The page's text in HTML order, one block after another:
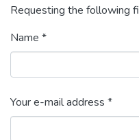
Requesting the
Name *
Your e-mail address *